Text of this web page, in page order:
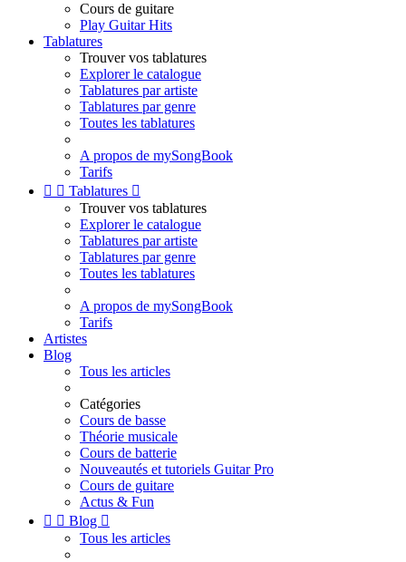
Cours de guitare
Play Guitar Hits
Tablatures
Trouver vos tablatures
Explorer le catalogue
Tablatures par artiste
Tablatures par genre
Toutes les tablatures
A propos de mySongBook
Tarifs
  Tablatures 
Trouver vos tablatures
Explorer le catalogue
Tablatures par artiste
Tablatures par genre
Toutes les tablatures
A propos de mySongBook
Tarifs
Artistes
Blog
Tous les articles
Catégories
Cours de basse
Théorie musicale
Cours de batterie
Nouveautés et tutoriels Guitar Pro
Cours de guitare
Actus & Fun
  Blog 
Tous les articles